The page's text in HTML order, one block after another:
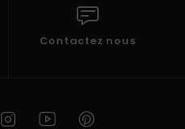
Contactez nous